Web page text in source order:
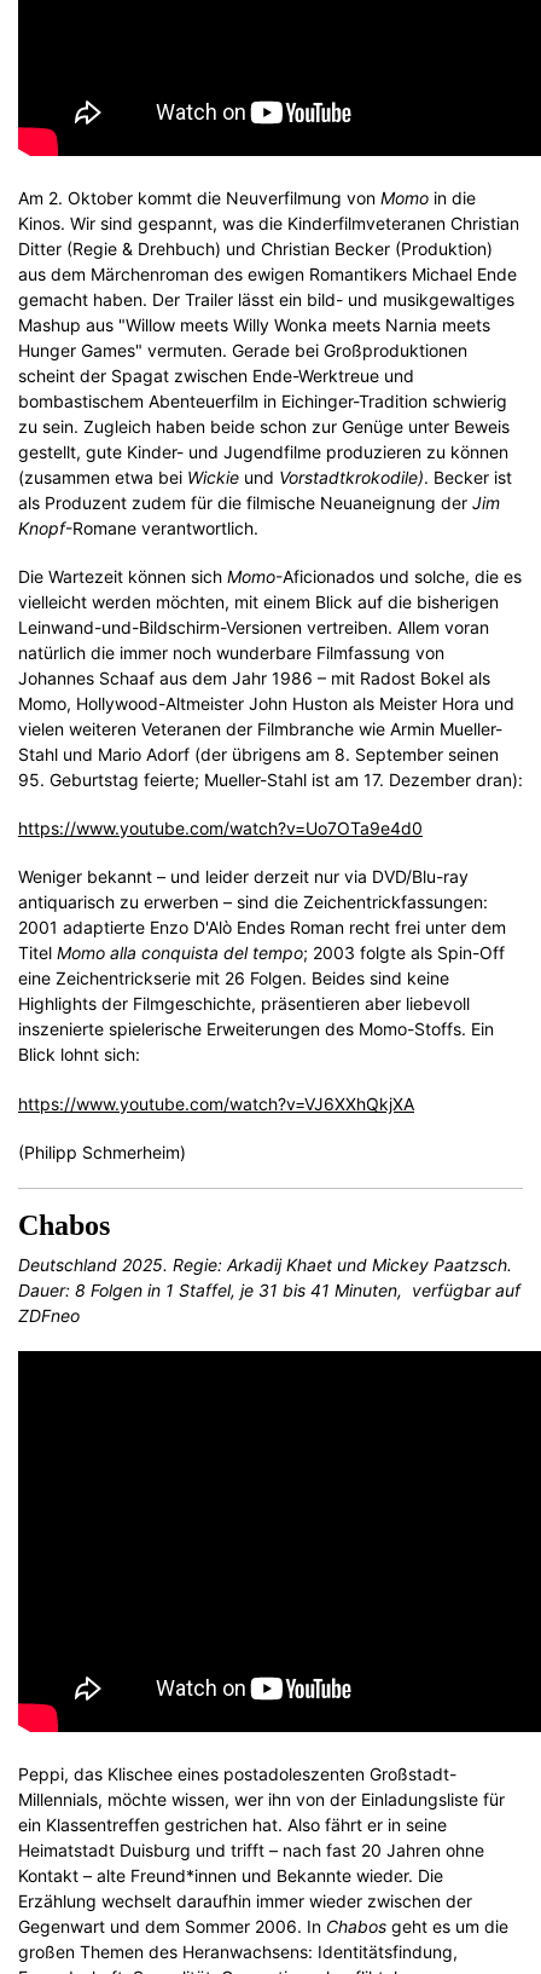
Am 2. Oktober kommt die Neuverfilmung von Momo in die
Kinos. Wir sind gespannt, was die Kinderfilmveteranen Christian
Ditter (Regie & Drehbuch) und Christian Becker (Produktion)
aus dem Märchenroman des ewigen Romantikers Michael Ende
gemacht haben. Der Trailer lässt ein bild- und musikgewaltiges
Mashup aus "Willow meets Willy Wonka meets Narnia meets
Hunger Games" vermuten. Gerade bei Großproduktionen
scheint der Spagat zwischen Ende-Werktreue und
bombastischem Abenteuerfilm in Eichinger-Tradition schwierig
zu sein. Zugleich haben beide schon zur Genüge unter Beweis
gestellt, gute Kinder- und Jugendfilme produzieren zu können
(zusammen etwa bei Wickie und Vorstadtkrokodile). Becker ist
als Produzent zudem für die filmische Neuaneignung der Jim
Knopf-Romane verantwortlich.
Die Wartezeit können sich Momo-Aficionados und solche, die es
vielleicht werden möchten, mit einem Blick auf die bisherigen
Leinwand-und-Bildschirm-Versionen vertreiben. Allem voran
natürlich die immer noch wunderbare Filmfassung von
Johannes Schaaf aus dem Jahr 1986 – mit Radost Bokel als
Momo, Hollywood-Altmeister John Huston als Meister Hora und
vielen weiteren Veteranen der Filmbranche wie Armin Mueller-
Stahl und Mario Adorf (der übrigens am 8. September seinen
95. Geburtstag feierte; Mueller-Stahl ist am 17. Dezember dran):
https://www.youtube.com/watch?v=Uo7OTa9e4d0
Weniger bekannt – und leider derzeit nur via DVD/Blu-ray
antiquarisch zu erwerben – sind die Zeichentrickfassungen:
2001 adaptierte Enzo D'Alò Endes Roman recht frei unter dem
Titel Momo alla conquista del tempo; 2003 folgte als Spin-Off
eine Zeichentrickserie mit 26 Folgen. Beides sind keine
Highlights der Filmgeschichte, präsentieren aber liebevoll
inszenierte spielerische Erweiterungen des Momo-Stoffs. Ein
Blick lohnt sich:
https://www.youtube.com/watch?v=VJ6XXhQkjXA
(Philipp Schmerheim)
Chabos
Deutschland 2025. Regie: Arkadij Khaet und Mickey Paatzsch.
Dauer: 8 Folgen in 1 Staffel, je 31 bis 41 Minuten, verfügbar auf
ZDFneo
Peppi, das Klischee eines postadoleszenten Großstadt-
Millennials, möchte wissen, wer ihn von der Einladungsliste für
ein Klassentreffen gestrichen hat. Also fährt er in seine
Heimatstadt Duisburg und trifft – nach fast 20 Jahren ohne
Kontakt – alte Freund*innen und Bekannte wieder. Die
Erzählung wechselt daraufhin immer wieder zwischen der
Gegenwart und dem Sommer 2006. In Chabos geht es um die
großen Themen des Heranwachsens: Identitätsfindung,